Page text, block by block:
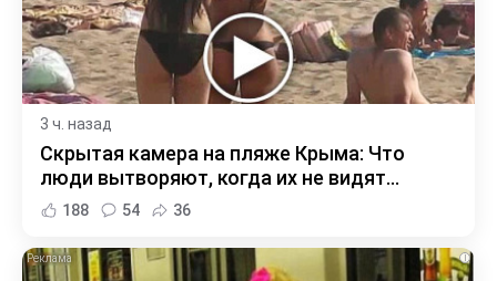
3 ч. назад
Скрытая камера на пляже Крыма: Что
люди вытворяют, когда их не видят...
188 54 36
i